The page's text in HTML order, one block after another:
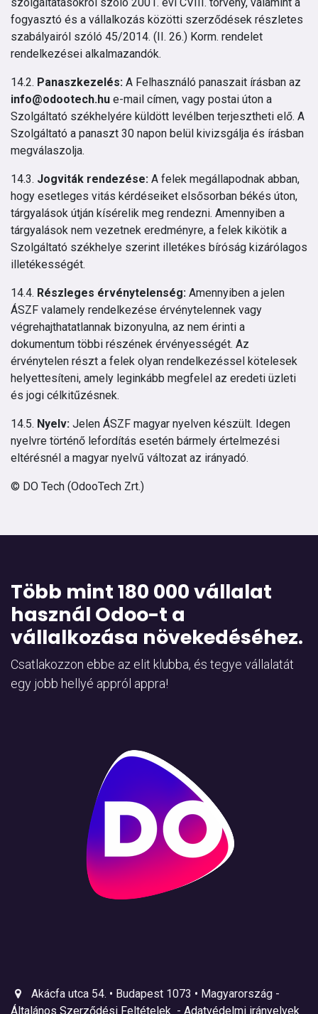
fogyasztó és a vállalkozás közötti szerződések részletes
szabályairól szóló 45/2014. (II. 26.) Korm. rendelet
rendelkezései alkalmazandók.
14.2. Panaszkezelés: A Felhasználó panaszait írásban az
info@odootech.hu e-mail címen, vagy postai úton a
Szolgáltató székhelyére küldött levélben terjesztheti elő. A
Szolgáltató a panaszt 30 napon belül kivizsgálja és írásban
megválaszolja.
14.3. Jogviták rendezése: A felek megállapodnak abban,
hogy esetleges vitás kérdéseiket elsősorban békés úton,
tárgyalások útján kísérelik meg rendezni. Amennyiben a
tárgyalások nem vezetnek eredményre, a felek kikötik a
Szolgáltató székhelye szerint illetékes bíróság kizárólagos
illetékességét.
14.4. Részleges érvénytelenség: Amennyiben a jelen
ÁSZF valamely rendelkezése érvénytelennek vagy
végrehajthatatlannak bizonyulna, az nem érinti a
dokumentum többi részének érvényességét. Az
érvénytelen részt a felek olyan rendelkezéssel kötelesek
helyettesíteni, amely leginkább megfelel az eredeti üzleti
és jogi célkitűzésnek.
14.5. Nyelv: Jelen ÁSZF magyar nyelven készült. Idegen
nyelvre történő lefordítás esetén bármely értelmezési
eltérésnél a magyar nyelvű változat az irányadó.
© DO Tech (OdooTech Zrt.)
Több mint 180 000 vállalat
használ Odoo-t a
vállalkozása növekedéséhez.
Csatlakozzon ebbe az elit klubba, és tegye vállalatát
egy jobb hellyé appról appra!
Akácfa utca 54. • Budapest 1073 • Magyarország -
Általános Szerződési Feltételek - Adatvédelmi irányelvek